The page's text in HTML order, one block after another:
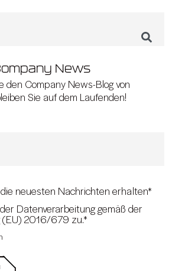
News
den Company News-Blog von
Sie auf dem Laufenden!
neuesten Nachrichten erhalten*
Datenverarbeitung gemäß der
(EU) 2016/679 zu.*